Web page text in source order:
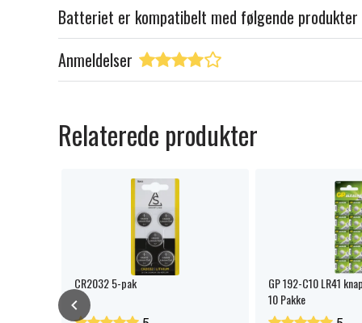
Batteriet er kompatibelt med følgende produkter
Anmeldelser
Relaterede produkter
CR2032 5-pak
GP 192-C10 LR41
10 Pakke